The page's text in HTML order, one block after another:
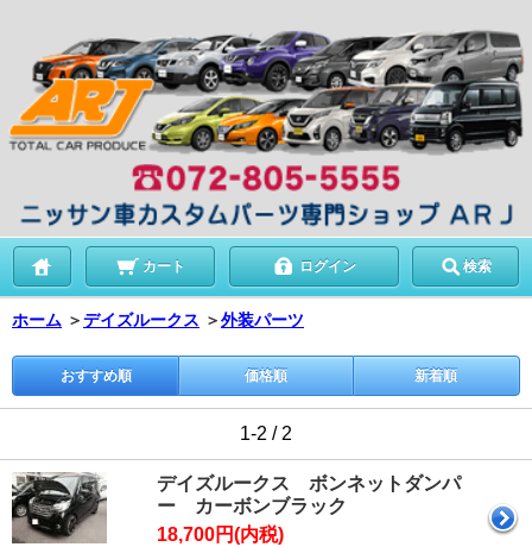
カート ログイン 検索
ホーム ＞デイズルークス ＞外装パーツ
おすすめ順 価格順 新着順
1-2 / 2
デイズルークス ボンネットダンパ
ー カーボンブラック
18,700円(内税)